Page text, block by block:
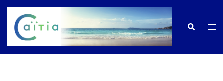
Zum
Inhalt
springen
Suche